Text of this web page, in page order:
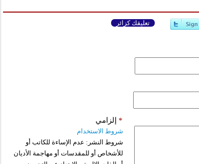
تعليقك كزائر
إلزامي *
شروط الاستخدام
شروط النشر: عدم الإساءة للكاتب أو
للأشخاص أو للمقدسات أو مهاجمة الأديان